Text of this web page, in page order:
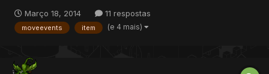
tiver no seu Sloot Esquerdo e direito, que no caso é aonde se
colocam a arma de atk e o shield...
Março 18, 2014 11 respostas
moveevents item (e 4 mais)